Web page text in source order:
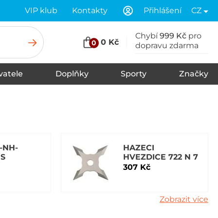
VIP klub Kontakty Přihlášení CZ
0 0 Kč
Chybí999 Kč pro
dopravu zdarma
Doplňky Sporty Značky
NH-
HAZECI
HVEZDICE 722 N 7
307 Kč
Zobrazit více